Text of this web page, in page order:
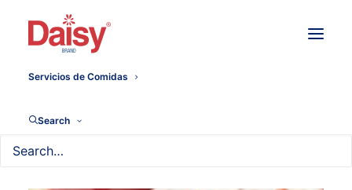
Servicios de Comidas
Search